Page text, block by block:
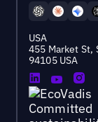
USA
455 Market St,
94105 USA